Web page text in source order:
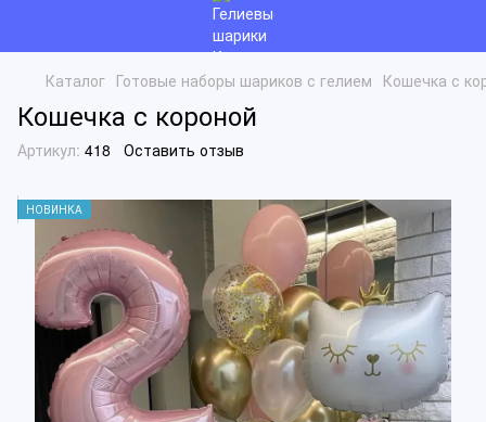
Каталог Готовые наборы шариков с гелием Кошечка с
Кошечка с короной
Артикул: 418 Оставить отзыв
НОВИНКА